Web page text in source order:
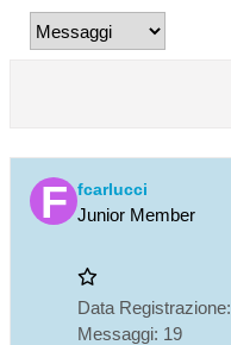
fcarlucci
Junior Member
Data Registrazione:
Messaggi: 19